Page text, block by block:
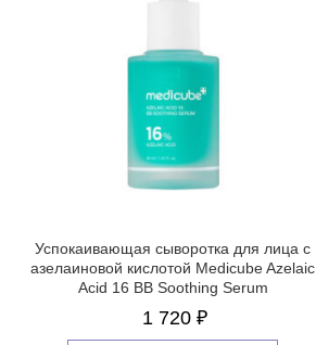
Успокаивающая сыворотка для лица с
азелаиновой кислотой Medicube Azelaic
Acid 16 BB Soothing Serum
1 720 ₽